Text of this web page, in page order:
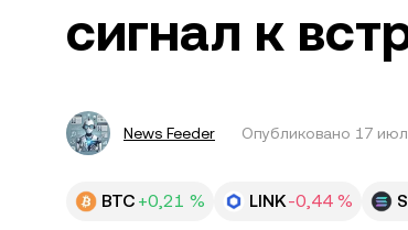
сигнал к
News Feeder Опубликовано 17
BTC +0,21 % LINK-0,44 %